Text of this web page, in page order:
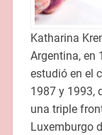
Katharina
Argentina, en
estudió en el
1987 y 1993,
una triple
Luxemburgo